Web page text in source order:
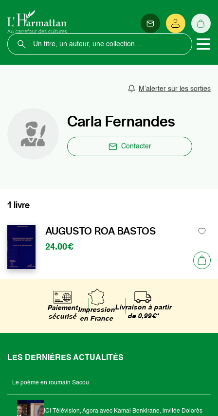
M’alerter sur les sorties
Carla Fernandes
Contacter
1 livre
AUGUSTO ROA BASTOS
24.00€
Paiement
sécurisé
Impression
en France
Livraison à partir
de 0,99€*
LES DERNIÈRES ACTUALITÉS
Le poème en roumain Sacou
ICI Télévision, Agora avec Kamal Benkirane, invitée Dolorès